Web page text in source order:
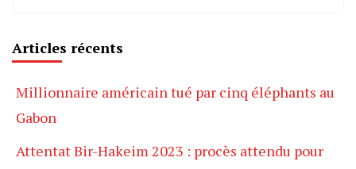
Articles récents
Millionnaire américain tué par cinq éléphants au
Gabon
Attentat Bir-Hakeim 2023 : procès attendu pour